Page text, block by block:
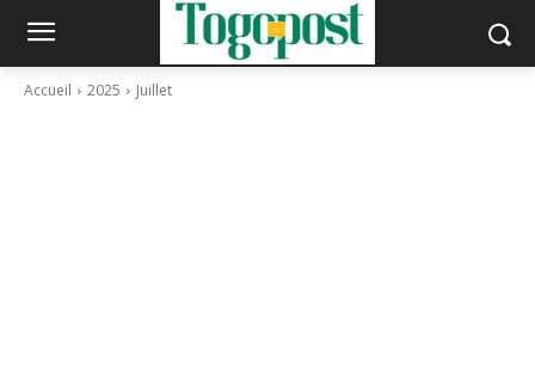
Accueil 2025 Juillet